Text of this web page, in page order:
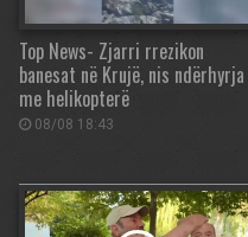
Top News- Zjarri rrezikon
banesat në Krujë, nis ndërhyrja
me helikopterë
08/08 18:43